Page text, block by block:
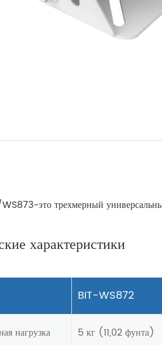
это трехмерный
характеристики
BIT-WS872
нагрузка 5 кг (11,02 фунта)